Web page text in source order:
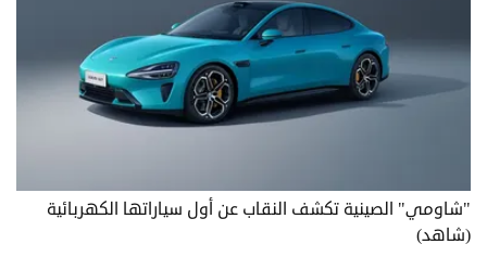
"شاومي" الصينية تكشف النقاب عن أول سياراتها الكهربائية
(شاهد)